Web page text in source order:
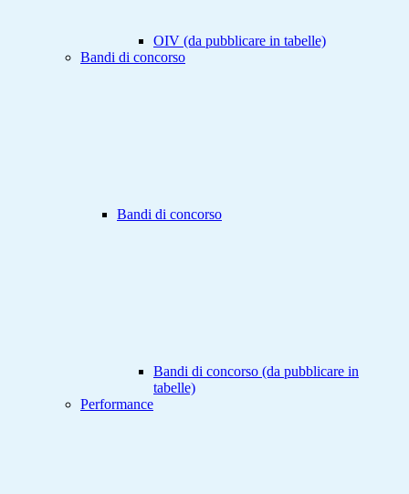
OIV (da pubblicare in tabelle)
Bandi di concorso
Bandi di concorso
Bandi di concorso (da pubblicare in
tabelle)
Performance